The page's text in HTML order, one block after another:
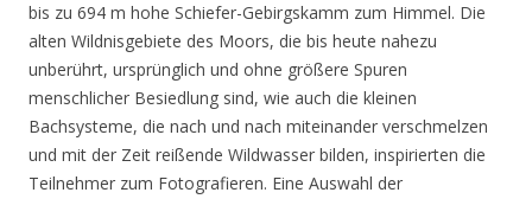
bis zu 694 m hohe Schiefer-Gebirgskamm zum Himmel. Die
alten Wildnisgebiete des Moors, die bis heute nahezu
unberührt, ursprünglich und ohne größere Spuren
menschlicher Besiedlung sind, wie auch die kleinen
Bachsysteme, die nach und nach miteinander verschmelzen
und mit der Zeit reißende Wildwasser bilden, inspirierten die
Teilnehmer zum Fotografieren. Eine Auswahl der